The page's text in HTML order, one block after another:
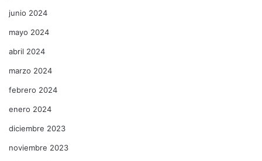
junio 2024
mayo 2024
abril 2024
marzo 2024
febrero 2024
enero 2024
diciembre 2023
noviembre 2023